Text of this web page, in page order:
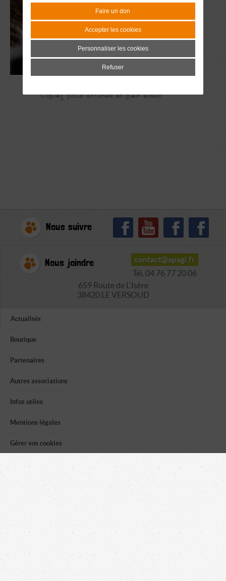
Nous suivre
Nous joindre
contact@apagi.fr
Tél. 04 76 77 20 06
659 Route de L'Isère
38420 LE VERSOUD
Actualités
Boutique
Partenaires
Autres associations
Infos utiles
Mentions légales
Gérer vos cookies
Faire un don
Accepter les cookies
Personnaliser les cookies
Refuser